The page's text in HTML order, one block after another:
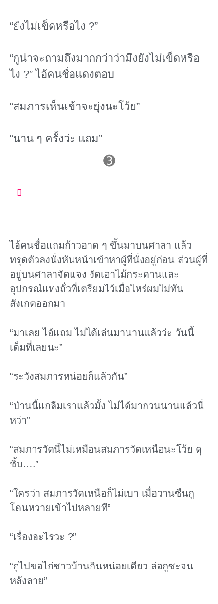
“ยังไม่เข็ดหรือไง ?”
“กูน่าจะถามถึงมากกว่าว่ามึงยังไม่เข็ดหรือ
ไง ?” ไอ้คนชื่อแดงตอบ
“สมภารเห็นเข้าจะยุ่งนะโว้ย”
“นาน ๆ ครั้งว่ะ แถม”
➌
ไอ้คนชื่อแถมก้าวอาด ๆ ขึ้นมาบนศาลา แล้ว
ทรุดตัวลงนั่งหันหน้าเข้าหาผู้ที่นั่งอยู่ก่อน ส่วนผู้ที่
อยู่บนศาลาจัดแจง งัดเอาไม้กระดานและ
อุปกรณ์แทงถั่วที่เตรียมไว้เมื่อไหร่ผมไม่ทัน
สังเกตออกมา
“มาเลย ไอ้แถม ไม่ได้เล่นมานานแล้วว่ะ วันนี้
เต็มที่เลยนะ”
“ระวังสมภารหน่อยก็แล้วกัน”
“ป่านนี้แกลืมเราแล้วมั้ง ไม่ได้มากวนนานแล้วนี่
หว่า”
“สมภารวัดนี้ไม่เหมือนสมภารวัดเหนือนะโว้ย ดุ
ชิ้บ….”
“ใครว่า สมภารวัดเหนือก็ไม่เบา เมื่อวานซืนกู
โดนหวายเข้าไปหลายที”
“เรื่องอะไรวะ ?”
“กูไปขอไก่ชาวบ้านกินหน่อยเดียว ล่อกูซะจน
หลังลาย”